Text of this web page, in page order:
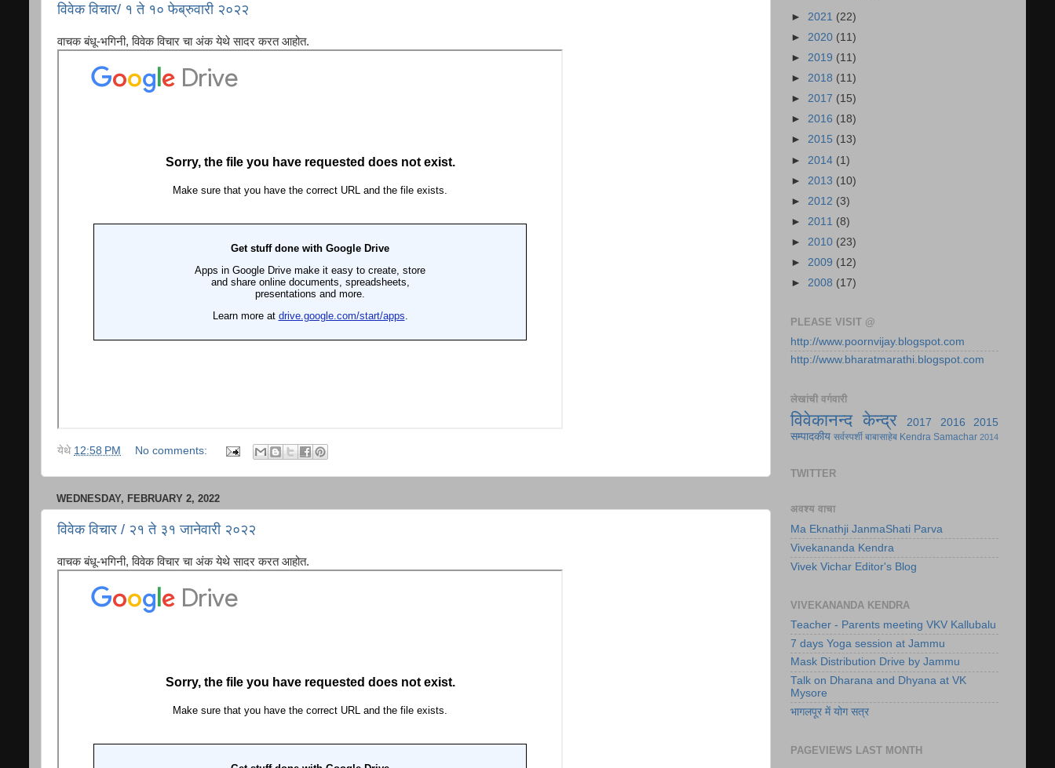
विवेक विचार/ १ ते १० फेब्रुवारी २०२२
वाचक बंधू-भगिनी, विवेक विचार चा अंक येथे सादर करत आहोत.
येथे 12:58 PM No comments:
WEDNESDAY, FEBRUARY 2, 2022
विवेक विचार / २१ ते ३१ जानेवारी २०२२
वाचक बंधू-भगिनी, विवेक विचार चा अंक येथे सादर करत आहोत.
► 2021 (22)
► 2020 (11)
► 2019 (11)
► 2018 (11)
► 2017 (15)
► 2016 (18)
► 2015 (13)
► 2014 (1)
► 2013 (10)
► 2012 (3)
► 2011 (8)
► 2010 (23)
► 2009 (12)
► 2008 (17)
PLEASE VISIT @
http://www.poornvijay.blogspot.com
http://www.bharatmarathi.blogspot.com
लेखांची वर्गवारी
विवेकानन्द केन्द्र 2017 2016
2015
सम्पादकीय सर्वस्पर्शी बाबासाहेब Kendra Samachar 2014
TWITTER
अवश्य वाचा
Ma Eknathji JanmaShati Parva
Vivekananda Kendra
Vivek Vichar Editor's Blog
VIVEKANANDA KENDRA
Teacher - Parents meeting VKV Kallubalu
7 days Yoga session at Jammu
Mask Distribution Drive by Jammu
Talk on Dharana and Dhyana at VK
Mysore
भागलपूर में योग सत्र
PAGEVIEWS LAST MONTH